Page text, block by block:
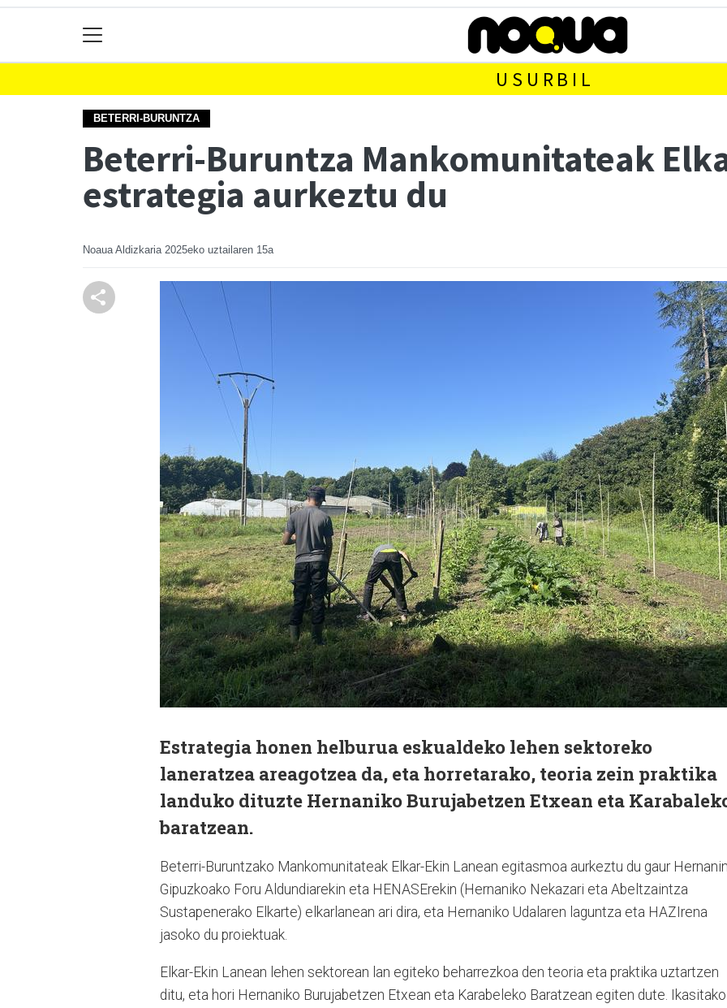
USURBIL
BETERRI-BURUNTZA
Beterri-Buruntza Mankomunitateak
estrategia aurkeztu du
Noaua Aldizkaria 2025eko uztailaren 15a
Estrategia honen helburua eskualdeko lehen sektoreko
laneratzea areagotzea da, eta horretarako, teoria zein praktika
landuko dituzte Hernaniko Burujabetzen Etxean eta
baratzean.
Beterri-Buruntzako Mankomunitateak Elkar-Ekin Lanean egitasmoa aurkeztu du gaur
Gipuzkoako Foru Aldundiarekin eta HENASErekin (Hernaniko Nekazari eta Abeltzaintza
Sustapenerako Elkarte) elkarlanean ari dira, eta Hernaniko Udalaren laguntza eta HAZIrena
jasoko du proiektuak.
Elkar-Ekin Lanean lehen sektorean lan egiteko beharrezkoa den teoria eta praktika uztartzen
ditu, eta hori Hernaniko Burujabetzen Etxean eta Karabeleko Baratzean egiten dute. Ikasitako